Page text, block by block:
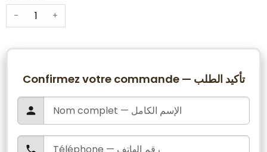
- +
Confirmez votre commande — تأكيد الطلب